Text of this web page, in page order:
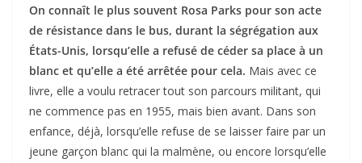
On connaît le plus souvent Rosa Parks pour son acte
de résistance dans le bus, durant la ségrégation aux
États-Unis, lorsqu’elle a refusé de céder sa place à un
blanc et qu’elle a été arrêtée pour cela. Mais avec ce
livre, elle a voulu retracer tout son parcours militant, qui
ne commence pas en 1955, mais bien avant. Dans son
enfance, déjà, lorsqu’elle refuse de se laisser faire par un
jeune garçon blanc qui la malmène, ou encore lorsqu’elle